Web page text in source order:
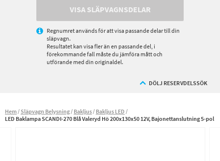
VISA SLÄPVAGNSDELAR
Regnumret används för att visa passande delar till din
släpvagn.
Resultatet kan visa fler än en passande del, i
förekommande fall måste du jämföra mått och
utförande med din originaldel.
DÖLJ RESERVDELSSÖK
Hem Släpvagn Belysning Bakljus Bakljus LED
LED Baklampa SCANDI-270 Blå Valeryd Hö 200x130x50 12V, Bajonettanslutning 5-pol